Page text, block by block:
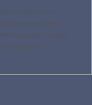
за якістю нашої
марки Ladan. У
замовлення чи браку,
встановленні